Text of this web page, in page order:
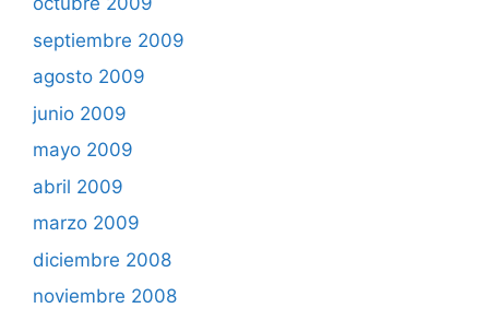
septiembre 2009
agosto 2009
junio 2009
mayo 2009
abril 2009
marzo 2009
diciembre 2008
noviembre 2008